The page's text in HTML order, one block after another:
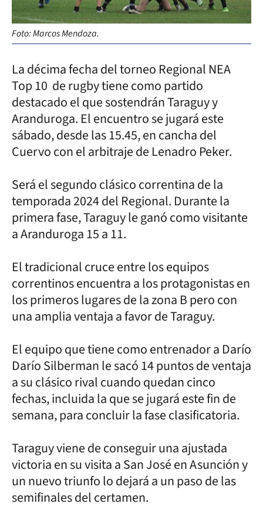
Foto: Marcos Mendoza.
La décima fecha del torneo Regional NEA
Top 10 de rugby tiene como partido
destacado el que sostendrán Taraguy y
Aranduroga. El encuentro se jugará este
sábado, desde las 15.45, en cancha del
Cuervo con el arbitraje de Lenadro Peker.
Será el segundo clásico correntina de la
temporada 2024 del Regional. Durante la
primera fase, Taraguy le ganó como visitante
a Aranduroga 15 a 11.
El tradicional cruce entre los equipos
correntinos encuentra a los protagonistas en
los primeros lugares de la zona B pero con
una amplia ventaja a favor de Taraguy.
El equipo que tiene como entrenador a Darío
Darío Silberman le sacó 14 puntos de ventaja
a su clásico rival cuando quedan cinco
fechas, incluida la que se jugará este fin de
semana, para concluir la fase clasificatoria.
Taraguy viene de conseguir una ajustada
victoria en su visita a San José en Asunción y
un nuevo triunfo lo dejará a un paso de las
semifinales del certamen.